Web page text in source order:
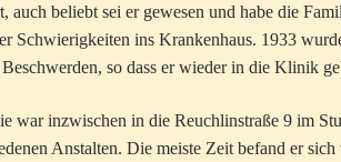
auch beliebt sei er gewesen und habe die
Schwierigkeiten ins Krankenhaus. 1933
so dass er wieder in die Klinik
war inzwischen in die Reuchlinstraße 9 im
Anstalten. Die meiste Zeit befand er